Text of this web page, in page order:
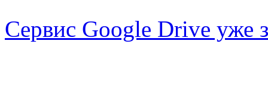
Сервис Google Drive уже